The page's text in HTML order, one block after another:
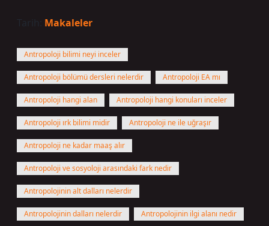
Tarih: Makaleler
Antropoloji bilimi neyi inceler
Antropoloji bölümü dersleri nelerdir Antropoloji EA mı
Antropoloji hangi alan Antropoloji hangi konuları inceler
Antropoloji ırk bilimi midir Antropoloji ne ile uğraşır
Antropoloji ne kadar maaş alır
Antropoloji ve sosyoloji arasındaki fark nedir
Antropolojinin alt dalları nelerdir
Antropolojinin dalları nelerdir Antropolojinin ilgi alanı nedir